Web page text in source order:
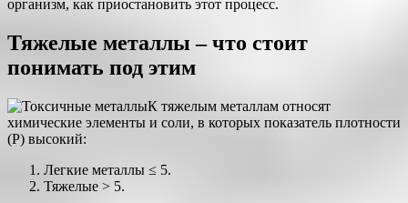
организм, как приостановить этот процесс.
Тяжелые металлы – что стоит
понимать под этим
К тяжелым металлам относят
химические элементы и соли, в которых показатель плотности
(Р) высокий:
Легкие металлы ≤ 5.
Тяжелые > 5.